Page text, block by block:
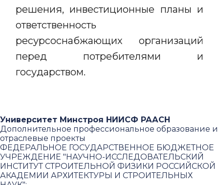
решения, инвестиционные планы и
ответственность
ресурсоснабжающих организаций
перед потребителями и
государством.
Университет Минстроя НИИСФ РААСН
Дополнительное профессиональное образование и
отраслевые проекты
ФЕДЕРАЛЬНОЕ ГОСУДАРСТВЕННОЕ БЮДЖЕТНОЕ
УЧРЕЖДЕНИЕ "НАУЧНО-ИССЛЕДОВАТЕЛЬСКИЙ
ИНСТИТУТ СТРОИТЕЛЬНОЙ ФИЗИКИ РОССИЙСКОЙ
АКАДЕМИИ АРХИТЕКТУРЫ И СТРОИТЕЛЬНЫХ